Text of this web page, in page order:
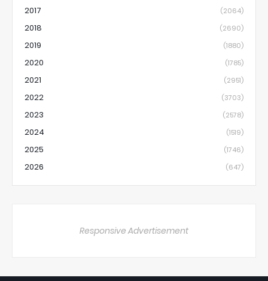
2017 (2064)
2018 (2690)
2019 (1880)
2020 (1785)
2021 (2951)
2022 (3703)
2023 (2578)
2024 (1519)
2025 (1746)
2026 (647)
Responsive Advertisement